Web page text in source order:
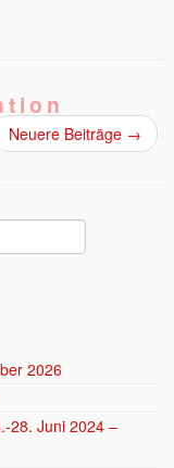
Neuere Beiträge →
2026
28. Juni 2024 –